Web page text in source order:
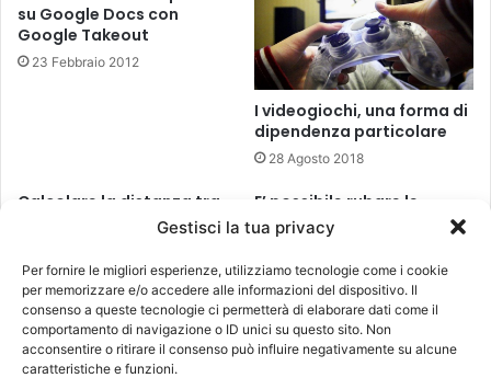
Gestisci la tua privacy
Per fornire le migliori esperienze, utilizziamo tecnologie come i cookie
per memorizzare e/o accedere alle informazioni del dispositivo. Il
consenso a queste tecnologie ci permetterà di elaborare dati come il
comportamento di navigazione o ID unici su questo sito. Non
acconsentire o ritirare il consenso può influire negativamente su alcune
caratteristiche e funzioni.
su Google Docs con
Google Takeout
23 Febbraio 2012
I videogiochi, una forma di
dipendenza particolare
28 Agosto 2018
Calcolare la distanza tra
due città su strada e
26 Novembre 2010
E’ possibile rubare le
password di Facebook?
Ennesima bufala
10 Dicembre 2009
Lascia un commento